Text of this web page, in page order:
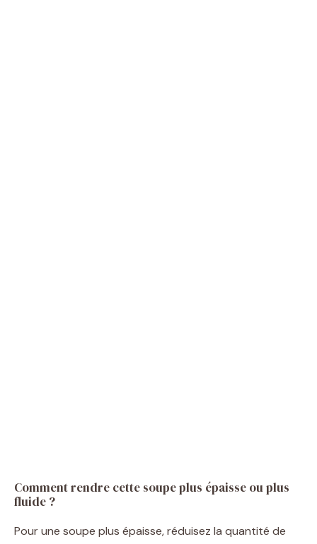
Comment rendre cette soupe plus épaisse ou plus
fluide ?
Pour une soupe plus épaisse, réduisez la quantité de